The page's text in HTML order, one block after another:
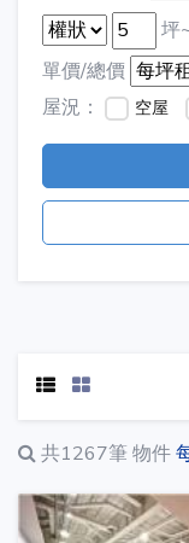
坪
單價/總價
屋況：
空屋
共1267筆 物件